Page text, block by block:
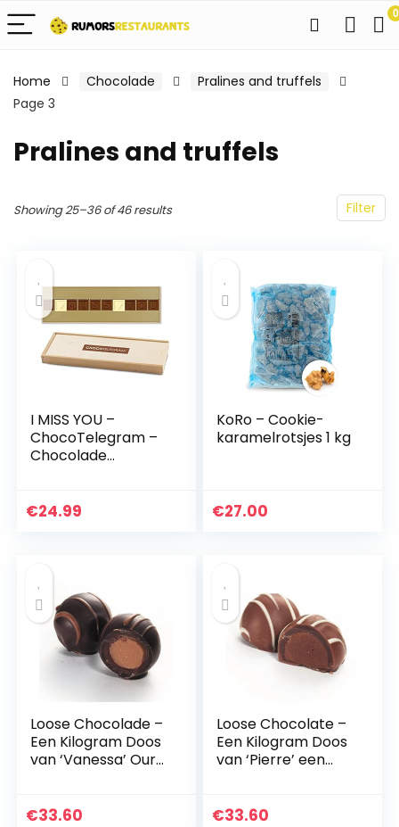
0
Home Chocolade
Pralines and truffels
Page 3
Pralines and truffels
Filter
Showing 25–36 of 46 results
I MISS YOU –
ChocoTelegram –
Chocolade
mis je chocolade |
Mannen | Vrouwen
| Man | Vrouw |
Zonder alcohol
€24.99
KoRo – Cookie-
karamelrotsjes 1 kg
€27.00
Loose Chocolade –
Een Kilogram Doos
van ‘Vanessa’ Our
Chocolate Truffle.
€33.60
Loose Chocolate –
Een Kilogram Doos
van ‘Pierre’ een
Champagne
€33.60